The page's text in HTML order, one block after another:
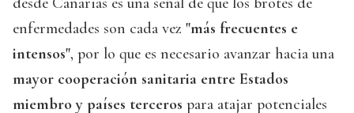
enfermedades son cada vez "más frecuentes e
intensos", por lo que es necesario avanzar hacia una
mayor cooperación sanitaria entre Estados
miembro y países terceros para atajar potenciales